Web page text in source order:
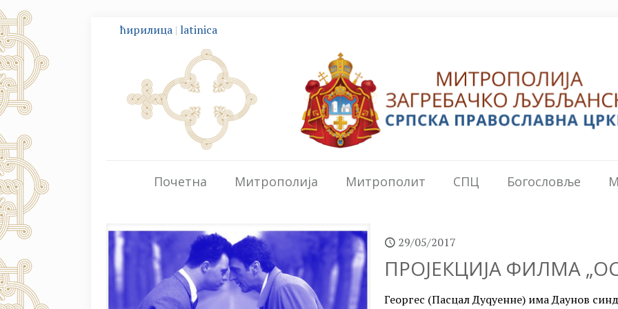
ћирилица | latinica
Почетна Митрополија Митрополит СПЦ Богословље
29/05/2017
ПРОЈЕКЦИЈА ФИЛМА
Георгес (Пасцал Дуqуенне) има Даунов